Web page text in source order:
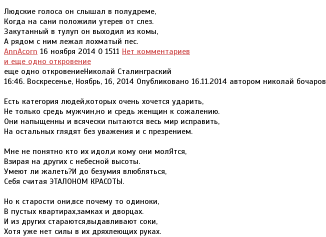
Людские голоса он слышал в полудреме,
Когда на сани положили утерев от слез.
Закутанный в тулуп он выходил из комы,
А рядом с ним лежал лохматый пес.
AnnAcorn 16 ноября 2014 0 1511 Нет комментариев
и еще одно откровение
еще одно откровениеНиколай Сталинграский
16:46. Воскресенье, Ноябрь, 16, 2014 Опубликовано 16.11.2014 автором николай бочаров
Есть категория людей,которых очень хочется ударить,
Не только средь мужчин,но и средь женщин к сожалению.
Они напыщенны и всячески пытаются весь мир исправить,
На остальных глядят без уважения и с презрением.
Мне не понятно кто их идол,и кому они молЯтся,
Взирая на других с небесной высоты.
Умеют ли жалеть?И до безумия влюбляться,
Себя считая ЭТАЛОНОМ КРАСОТЫ.
Но к старости они,все почему то одиноки,
В пустых квартирах,замках и дворцах.
И из других стараются,выдавливают соки,
Хотя уже нет силы в их дряхлеющих руках.